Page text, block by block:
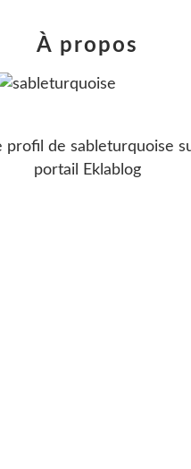
À propos
profil de sableturquoise
portail Eklablog